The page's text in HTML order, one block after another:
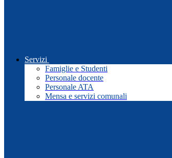
Servizi
Famiglie e Studenti
Personale docente
Personale ATA
Mensa e servizi comunali